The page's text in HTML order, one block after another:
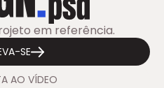
em referência.
SE
AO VÍDEO